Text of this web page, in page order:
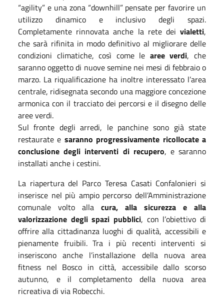
“agility” e una zona “downhill” pensate per favorire un
utilizzo dinamico e inclusivo degli spazi.
Completamente rinnovata anche la rete dei vialetti,
che sarà rifinita in modo definitivo al migliorare delle
condizioni climatiche, così come le aree verdi, che
saranno oggetto di nuove semine nei mesi di febbraio o
marzo. La riqualificazione ha inoltre interessato l’area
centrale, ridisegnata secondo una maggiore concezione
armonica con il tracciato dei percorsi e il disegno delle
aree verdi.
Sul fronte degli arredi, le panchine sono già state
restaurate e saranno progressivamente ricollocate a
conclusione degli interventi di recupero, e saranno
installati anche i cestini.
La riapertura del Parco Teresa Casati Confalonieri si
inserisce nel più ampio percorso dell’Amministrazione
comunale volto alla cura, alla sicurezza e alla
valorizzazione degli spazi pubblici, con l’obiettivo di
offrire alla cittadinanza luoghi di qualità, accessibili e
pienamente fruibili. Tra i più recenti interventi si
inseriscono anche l’installazione della nuova area
fitness nel Bosco in città, accessibile dallo scorso
autunno, e il completamento della nuova area
ricreativa di via Robecchi.